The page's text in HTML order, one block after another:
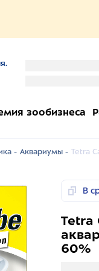
зообизнеса
- Аквариумы - Tetra
В
Tetra
60%